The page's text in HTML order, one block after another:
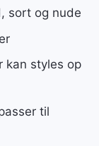
sort og nude
kan styles op
til